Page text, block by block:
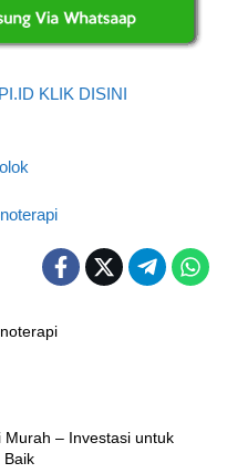
KLIK DISINI
Murah – Investasi untuk
Baik